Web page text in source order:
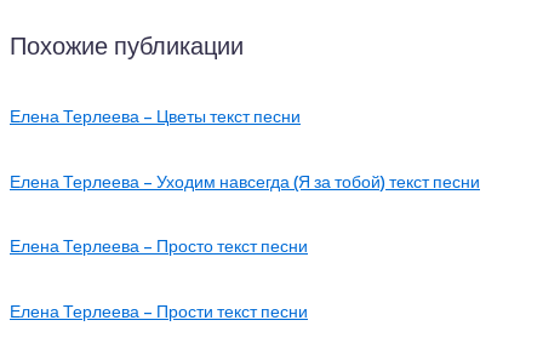
Похожие публикации
Елена Терлеева – Цветы текст песни
Елена Терлеева – Уходим навсегда (Я за тобой) текст песни
Елена Терлеева – Просто текст песни
Елена Терлеева – Прости текст песни